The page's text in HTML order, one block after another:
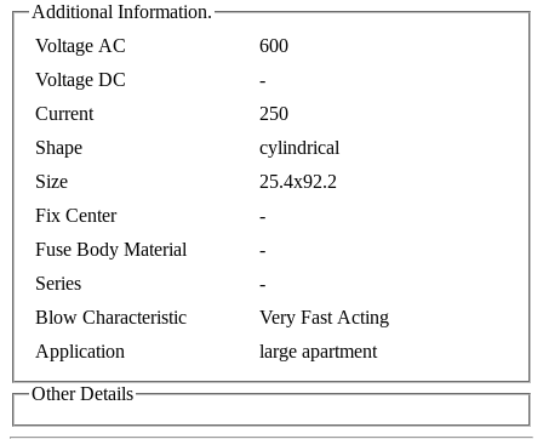
Additional Information.
Voltage AC
600
Voltage DC
-
Current
250
Shape
cylindrical
Size
25.4x92.2
Fix Center
-
Fuse Body Material
-
Series
-
Blow Characteristic
Very Fast Acting
Application
large apartment
Other Details